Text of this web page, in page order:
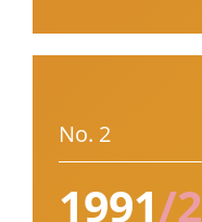
No. 2
1991/2